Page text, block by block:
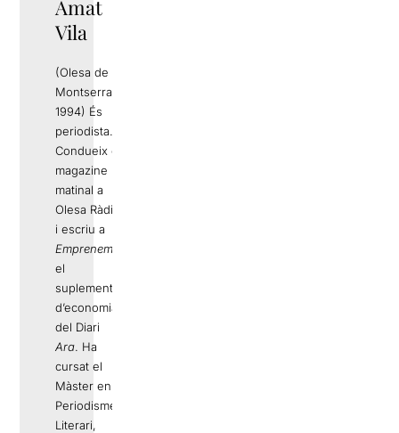
Amat
Vila
(Olesa de
Montserrat,
1994) És
periodista.
Condueix el
magazine
matinal a
Olesa Ràdio
i escriu a
Emprenem
el
suplement
d’economia
del Diari
Ara. Ha
cursat el
Màster en
Periodisme
Literari,